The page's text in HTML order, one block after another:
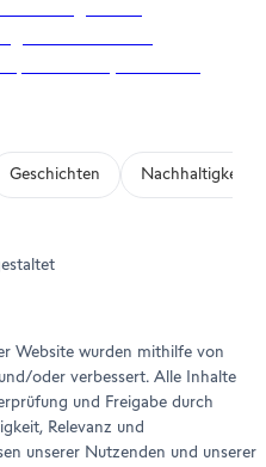
Geschichten Nachhaltigkeit
Website wurden mithilfe von
oder verbessert. Alle Inhalte
und Freigabe durch
Relevanz und
unserer Nutzenden und unserer